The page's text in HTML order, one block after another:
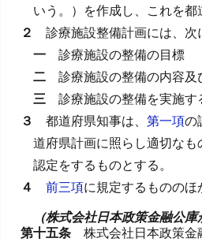
いう。）を作成し、これを
２ 診療施設整備計画には、次
一 診療施設の整備の目標
二 診療施設の整備の内容及
三 診療施設の整備を実施
３ 都道府県知事は、 第一項の
道府県計画に照らし適切な
認定をするものとする。
４ 前三項に規定するもののほ
（株式会社日本政策金融公
第十五条 株式会社日本政策金